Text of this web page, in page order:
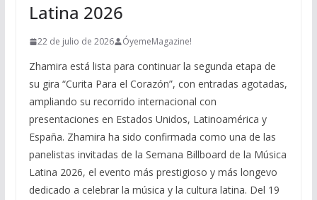
Latina 2026
22 de julio de 2026 ÓyemeMagazine!
Zhamira está lista para continuar la segunda etapa de
su gira “Curita Para el Corazón”, con entradas agotadas,
ampliando su recorrido internacional con
presentaciones en Estados Unidos, Latinoamérica y
España. Zhamira ha sido confirmada como una de las
panelistas invitadas de la Semana Billboard de la Música
Latina 2026, el evento más prestigioso y más longevo
dedicado a celebrar la música y la cultura latina. Del 19